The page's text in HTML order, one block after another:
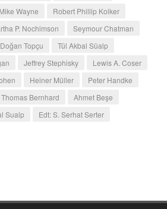
Mike Wayne
Robert Phillip Kolker
P. Nochimson
Seymour Chatman
Topçu
Tül Akbal Süalp
Jeffrey Stephisky
Lewis A. Coser
Heiner Müller
Peter Handke
Thomas Bernhard
Ahmet Beşe
Sualp
Edt: S. Serhat Serter